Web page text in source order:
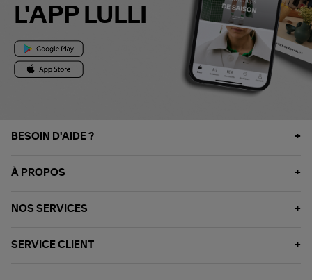
L'APP LULLI
BESOIN D'AIDE ?
À PROPOS
NOS SERVICES
SERVICE CLIENT